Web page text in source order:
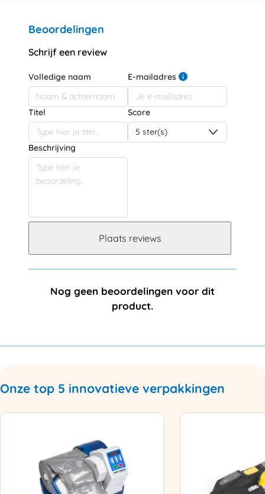
Beoordelingen
Schrijf een review
Volledige naam E-mailadres
Titel Score
Beschrijving
Plaats reviews
Nog geen beoordelingen voor dit
product.
Onze top 5 innovatieve verpakkingen